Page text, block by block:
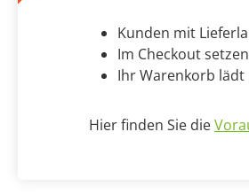
Kunden mit
Im Checkout
Ihr Warenkorb
Hier finden Sie die